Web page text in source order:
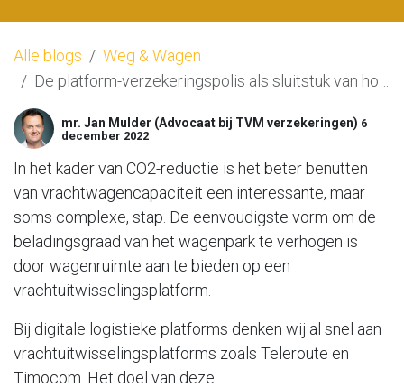
Alle blogs
Weg & Wagen
De platform-verzekeringspolis als sluitstuk van horizontale samenwerking
mr. Jan Mulder (Advocaat bij TVM verzekeringen) 6
december 2022
In het kader van CO2-reductie is het beter benutten
van vrachtwagencapaciteit een interessante, maar
soms complexe, stap. De eenvoudigste vorm om de
beladingsgraad van het wagenpark te verhogen is
door wagenruimte aan te bieden op een
vrachtuitwisselingsplatform.
Bij digitale logistieke platforms denken wij al snel aan
vrachtuitwisselingsplatforms zoals Teleroute en
Timocom. Het doel van deze